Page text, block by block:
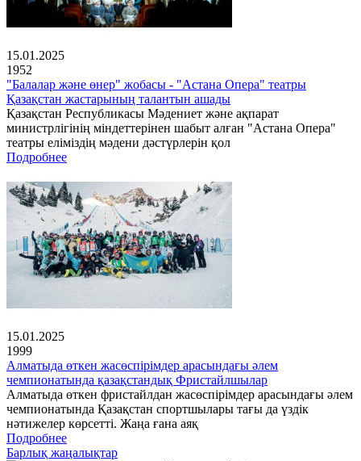
15.01.2025
1952
"Балалар және өнер" жобасы - "Астана Опера" театры
Қазақстан жастарының талантын ашады
Қазақстан Республикасы Мәдениет және ақпарат
министрлігінің міндеттерінен шабыт алған "Астана Опера"
театры еліміздің мәдени дәстүрлерін қол
Подробнее
15.01.2025
1999
Алматыда өткен жасөспірімдер арасындағы әлем
чемпионатында қазақстандық Фристайлшылар
Алматыда өткен фристайлдан жасөспірімдер арасындағы әлем
чемпионатында Қазақстан спортшылары тағы да үздік
нәтижелер көрсетті. Жаңа ғана аяқ
Подробнее
Барлық жаңалықтар